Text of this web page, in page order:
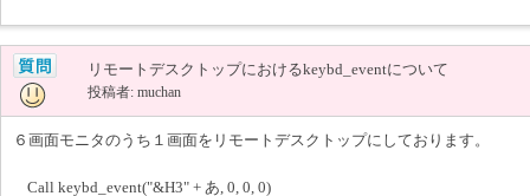
リモートデスクトップにおけるkeybd_eventについて
投稿者: muchan
６画面モニタのうち１画面をリモートデスクトップにしております。
Call keybd_event("&H3" + あ, 0, 0, 0)